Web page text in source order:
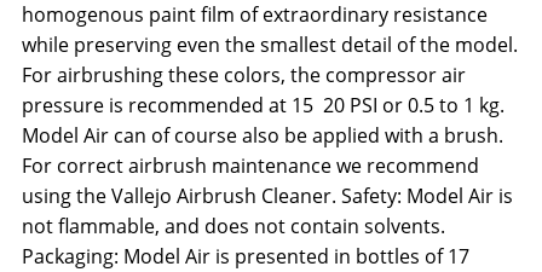
homogenous paint film of extraordinary resistance
while preserving even the smallest detail of the model.
For airbrushing these colors, the compressor air
pressure is recommended at 15  20 PSI or 0.5 to 1 kg.
Model Air can of course also be applied with a brush.
For correct airbrush maintenance we recommend
using the Vallejo Airbrush Cleaner. Safety: Model Air is
not flammable, and does not contain solvents.
Packaging: Model Air is presented in bottles of 17